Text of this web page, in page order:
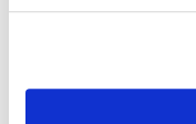
PAPILDOMA NAUDA
Kokios yra prekių